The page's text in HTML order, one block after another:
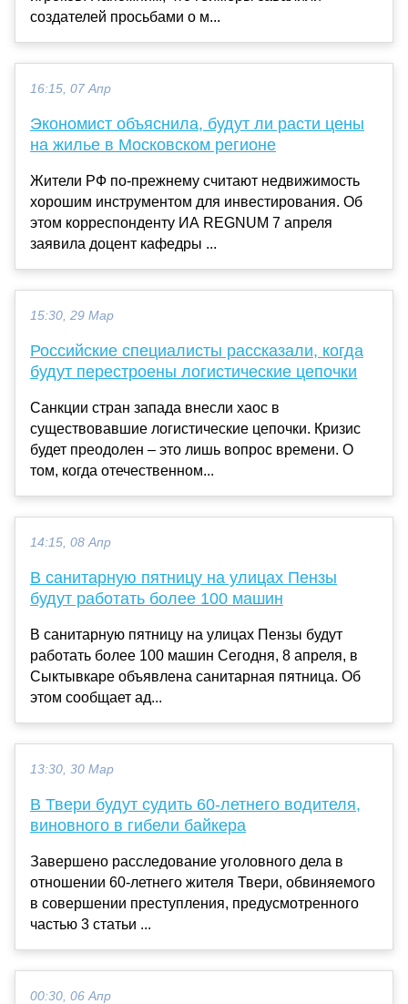
создателей просьбами о м...
16:15, 07 Апр
Экономист объяснила, будут ли расти цены
на жилье в Московском регионе
Жители РФ по-прежнему считают недвижимость
хорошим инструментом для инвестирования. Об
этом корреспонденту ИА REGNUM 7 апреля
заявила доцент кафедры ...
15:30, 29 Мар
Российские специалисты рассказали, когда
будут перестроены логистические цепочки
Санкции стран запада внесли хаос в
существовавшие логистические цепочки. Кризис
будет преодолен – это лишь вопрос времени. О
том, когда отечественном...
14:15, 08 Апр
В санитарную пятницу на улицах Пензы
будут работать более 100 машин
В санитарную пятницу на улицах Пензы будут
работать более 100 машин Сегодня, 8 апреля, в
Сыктывкаре объявлена санитарная пятница. Об
этом сообщает ад...
13:30, 30 Мар
В Твери будут судить 60-летнего водителя,
виновного в гибели байкера
Завершено расследование уголовного дела в
отношении 60-летнего жителя Твери, обвиняемого
в совершении преступления, предусмотренного
частью 3 статьи ...
00:30, 06 Апр